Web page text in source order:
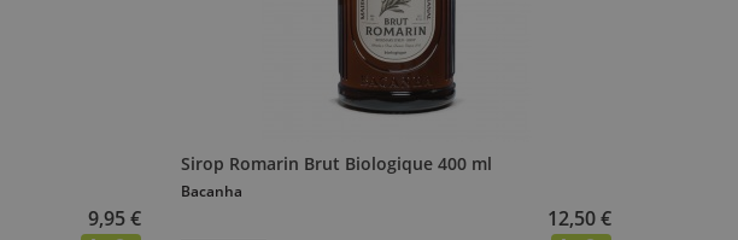
9,95 €
Sirop Romarin Brut Biologique 400 ml
Bacanha
12,50 €